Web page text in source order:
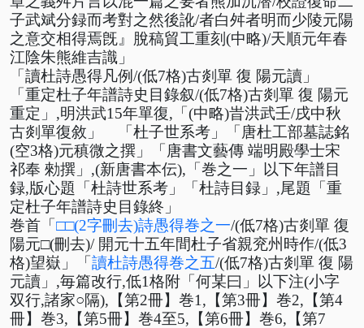
子武斌分録而考對之然後訛/者白舛者明而少陵元陽
之意交相得焉旣』脫稿貿工重刻(中略)/天順元年春
江陰朱熊維吉識」
「讀杜詩愚得凡例/(低7格)古剡單 復 陽元讀」
「重定杜子年譜詩史目錄叙/(低7格)古剡單 復 陽元
重定」,明洪武15年單復,「(中略)旹洪武壬/戌中秋
古剡單復敘」 「杜子世系考」「唐杜工部墓誌銘
(空3格)元稹微之撰」「唐書文藝傳 端明殿學士宋
祁奉 勑撰」,(新唐書本伝),「巻之一」以下年譜目
録,版心題「杜詩世系考」「杜詩目録」,尾題「重
定杜子年譜詩史目錄終」
巻首 「 □□(2字刪去)詩愚得巻之一/(低7格)古剡單 復
陽元□(刪去)/ 開元十五年間杜子省親兖州時作/(低3
格)望嶽」「 讀杜詩愚得巻之五/(低7格)古剡單 復 陽
元讀」,毎篇改行,低1格附「何某曰」以下注(小字
双行,諸家○隔),【第2冊】巻1,【第3冊】巻2,【第4
冊】巻3,【第5冊】巻4至5,【第6冊】巻6,【第7